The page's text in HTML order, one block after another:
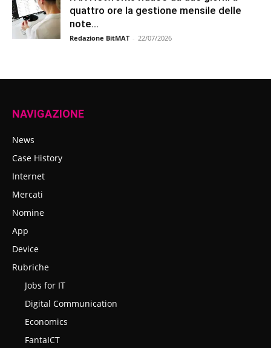
quattro ore la gestione mensile delle
note...
Redazione BitMAT - 22/07/2026
NAVIGAZIONE
News
Case History
Internet
Mercati
Nomine
App
Device
Rubriche
Jobs for IT
Digital Communication
Economics
FantaICT